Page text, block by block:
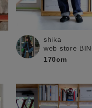
shika
web store
170cm